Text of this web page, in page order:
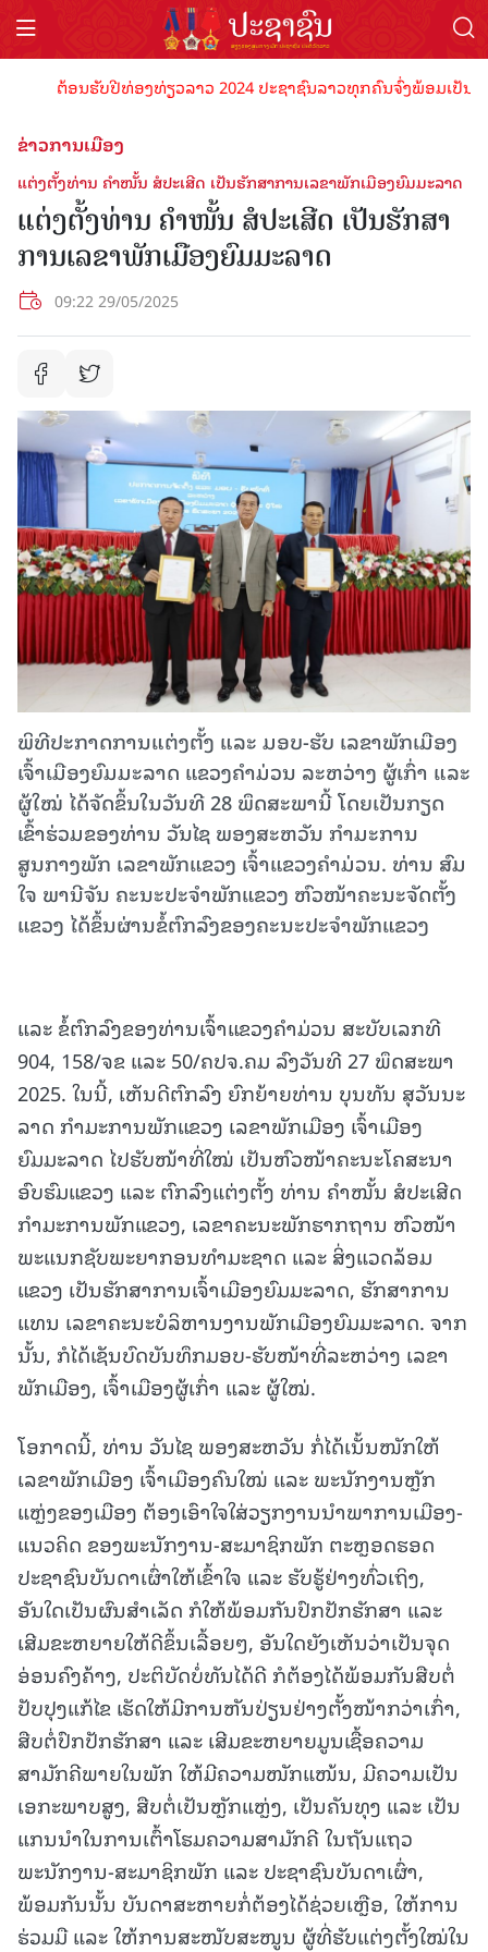
ຕ້ອນຮັບປີທ່ອງທ່ຽວລາວ 2024 ປະຊາຊົນລາວທຸກຄົນຈົ່ງພ້ອມເປັນເ
ຂ່າວການເມືອງ
ແຕ່ງຕັ້ງທ່ານ ຄໍາໜັ້ນ ສໍປະເສີດ ເປັນຮັກສາການເລຂາພັກເມືອງຍົມມະລາດ
ແຕ່ງຕັ້ງທ່ານ ຄໍາໜັ້ນ ສໍປະເສີດ ເປັນຮັກສາ
ການເລຂາພັກເມືອງຍົມມະລາດ
09:22 29/05/2025
ພິທີປະກາດການແຕ່ງຕັ້ງ ແລະ ມອບ-ຮັບ ເລຂາພັກເມືອງ
ເຈົ້າເມືອງຍົມມະລາດ ແຂວງຄຳມ່ວນ ລະຫວ່າງ ຜູ້ເກົ່າ ແລະ
ຜູ້ໃໝ່ ໄດ້ຈັດຂຶ້ນໃນວັນທີ 28 ພຶດສະພານີ້ ໂດຍເປັນກຽດ
ເຂົ້າຮ່ວມຂອງທ່ານ ວັນໄຊ ພອງສະຫວັນ ກຳມະການ
ສູນກາງພັກ ເລຂາພັກແຂວງ ເຈົ້າແຂວງຄໍາມ່ວນ. ທ່ານ ສົມ
ໃຈ ພານີຈັນ ຄະນະປະຈໍາພັກແຂວງ ຫົວໜ້າຄະນະຈັດຕັ້ງ
ແຂວງ ໄດ້ຂຶ້ນຜ່ານຂໍ້ຕົກລົງຂອງຄະນະປະຈໍາພັກແຂວງ
ແລະ ຂໍ້ຕົກລົງຂອງທ່ານເຈົ້າແຂວງຄໍາມ່ວນ ສະບັບເລກທີ
904, 158/ຈຂ ແລະ 50/ຄປຈ.ຄມ ລົງວັນທີ 27 ພຶດສະພາ
2025. ໃນນີ້, ເຫັນດີຕົກລົງ ຍົກຍ້າຍທ່ານ ບຸນທັນ ສຸວັນນະ
ລາດ ກໍາມະການພັກແຂວງ ເລຂາພັກເມືອງ ເຈົ້າເມືອງ
ຍົມມະລາດ ໄປຮັບໜ້າທີ່ໃໝ່ ເປັນຫົວໜ້າຄະນະໂຄສະນາ
ອົບຮົມແຂວງ ແລະ ຕົກລົງແຕ່ງຕັ້ງ ທ່ານ ຄໍາໜັ້ນ ສໍປະເສີດ
ກຳມະການພັກແຂວງ, ເລຂາຄະນະພັກຮາກຖານ ຫົວໜ້າ
ພະແນກຊັບພະຍາກອນທຳມະຊາດ ແລະ ສິ່ງແວດລ້ອມ
ແຂວງ ເປັນຮັກສາການເຈົ້າເມືອງຍົມມະລາດ, ຮັກສາການ
ແທນ ເລຂາຄະນະບໍລິຫານງານພັກເມືອງຍົມມະລາດ. ຈາກ
ນັ້ນ, ກໍໄດ້ເຊັນບົດບັນທຶກມອບ-ຮັບໜ້າທີ່ລະຫວ່າງ ເລຂາ
ພັກເມືອງ, ເຈົ້າເມືອງຜູ້ເກົ່າ ແລະ ຜູ້ໃໝ່.
ໂອກາດນີ້, ທ່ານ ວັນໄຊ ພອງສະຫວັນ ກໍ່ໄດ້ເນັ້ນໜັກໃຫ້
ເລຂາພັກເມືອງ ເຈົ້າເມືອງຄົນໃໝ່ ແລະ ພະນັກງານຫຼັກ
ແຫຼ່ງຂອງເມືອງ ຕ້ອງເອົາໃຈໃສ່ວຽກງານນໍາພາການເມືອງ-
ແນວຄິດ ຂອງພະນັກງານ-ສະມາຊິກພັກ ຕະຫຼອດຮອດ
ປະຊາຊົນບັນດາເຜົ່າໃຫ້ເຂົ້າໃຈ ແລະ ຮັບຮູ້ຢ່າງທົ່ວເຖິງ,
ອັນໃດເປັນຜົນສຳເລັດ ກໍໃຫ້ພ້ອມກັນປົກປັກຮັກສາ ແລະ
ເສີມຂະຫຍາຍໃຫ້ດີຂຶ້ນເລື້ອຍໆ, ອັນໃດຍັງເຫັນວ່າເປັນຈຸດ
ອ່ອນຄົງຄ້າງ, ປະຕິບັດບໍ່ທັນໄດ້ດີ ກໍຕ້ອງໄດ້ພ້ອມກັນສືບຕໍ່
ປັບປຸງແກ້ໄຂ ເຮັດໃຫ້ມີການຫັນປ່ຽນຢ່າງຕັ້ງໜ້າກວ່າເກົ່າ,
ສືບຕໍ່ປົກປັກຮັກສາ ແລະ ເສີມຂະຫຍາຍມູນເຊື້ອຄວາມ
ສາມັກຄີພາຍໃນພັກ ໃຫ້ມີຄວາມໜັກແໜ້ນ, ມີຄວາມເປັນ
ເອກະພາບສູງ, ສືບຕໍ່ເປັນຫຼັກແຫຼ່ງ, ເປັນຄັນທຸງ ແລະ ເປັນ
ແກນນຳໃນການເຕົ້າໂຮມຄວາມສາມັກຄີ ໃນຖັນແຖວ
ພະນັກງານ-ສະມາຊິກພັກ ແລະ ປະຊາຊົນບັນດາເຜົ່າ,
ພ້ອມກັນນັ້ນ ບັນດາສະຫາຍກໍ່ຕ້ອງໄດ້ຊ່ວຍເຫຼືອ, ໃຫ້ການ
ຮ່ວມມື ແລະ ໃຫ້ການສະໜັບສະໜູນ ຜູ້ທີ່ຮັບແຕ່ງຕັ້ງໃໝ່ໃນ